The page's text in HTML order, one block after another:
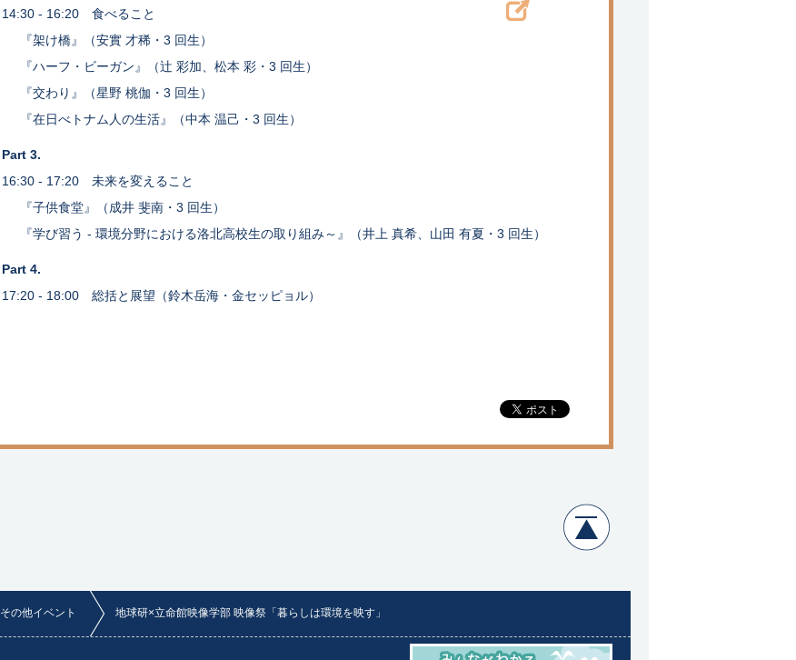
14:30 - 16:20 食べること
『架け橋』（安實 才稀・3 回生）
『ハーフ・ビーガン』（辻 彩加、松本 彩・3 回生）
『交わり』（星野 桃伽・3 回生）
『在日べトナム人の生活』（中本 温己・3 回生）
Part 3.
16:30 - 17:20 未来を変えること
『子供食堂』（成井 斐南・3 回生）
『学び習う - 環境分野における洛北高校生の取り組み～』（井上 真希、山田 有夏・3 回生）
Part 4.
17:20 - 18:00 総括と展望（鈴木岳海・金セッピョル）
その他イベント 地球研×立命館映像学部 映像祭「暮らしは環境を映す」